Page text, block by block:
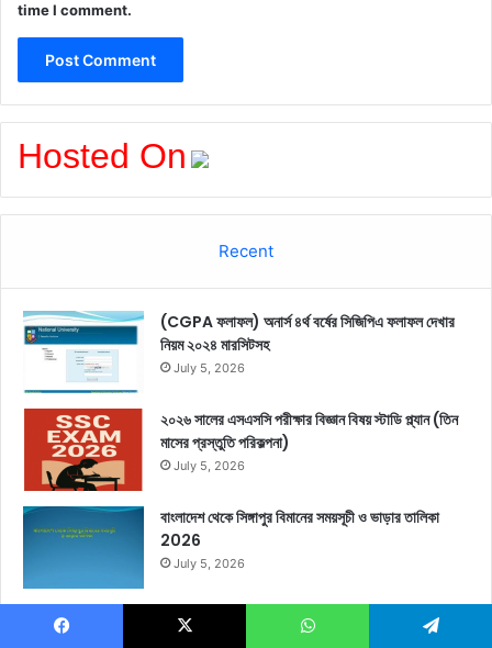
time I comment.
Hosted On
Recent
(CGPA ফলাফল) অনার্স ৪র্থ বর্ষের সিজিপিএ ফলাফল দেখার
নিয়ম ২০২৪ মারসিটসহ
July 5, 2026
২০২৬ সালের এসএসসি পরীক্ষার বিজ্ঞান বিষয় স্টাডি প্ল্যান (তিন
মাসের প্রস্তুতি পরিকল্পনা)
July 5, 2026
বাংলাদেশ থেকে সিঙ্গাপুর বিমানের সময়সূচী ও ভাড়ার তালিকা
2026
July 5, 2026
বিয়ের লাল বেনারসি শাড়ির ছবি, দাম, ডিজাইন ও কালেকশন